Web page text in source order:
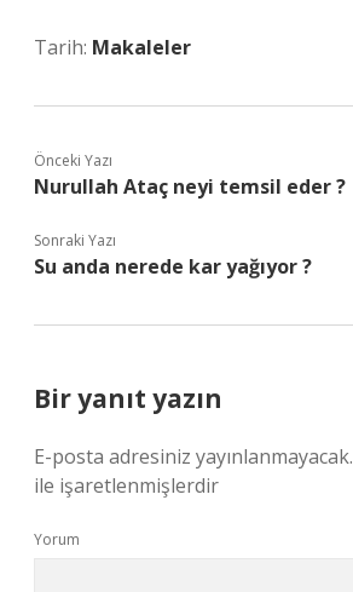
Tarih: Makaleler
Önceki Yazı
Nurullah Ataç neyi temsil eder ?
Sonraki Yazı
Su anda nerede kar yağıyor ?
Bir yanıt yazın
E-posta adresiniz yayınlanmayacak.
ile işaretlenmişlerdir
Yorum